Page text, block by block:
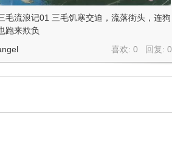
毛流浪记01 三毛饥寒交迫，流落街头，连狗
跑来欺负
喜欢: 0 回复:0